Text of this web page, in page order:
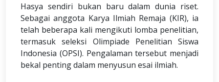
Hasya sendiri bukan baru dalam dunia riset.
Sebagai anggota Karya Ilmiah Remaja (KIR), ia
telah beberapa kali mengikuti lomba penelitian,
termasuk seleksi Olimpiade Penelitian Siswa
Indonesia (OPSI). Pengalaman tersebut menjadi
bekal penting dalam menyusun esai ilmiah.